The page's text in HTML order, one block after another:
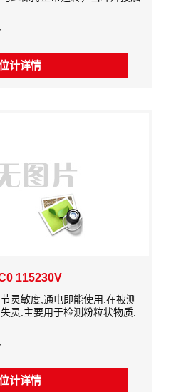
，机构会同时输出一个开关信
堵塞信号。
计详情
115230V
灵敏度,通电即能使用.在被测
灵.主要用于检测粉粒状物质.
旋料位计,PRL型/HL型阻旋料
便，并且有各种不同类型的桨
护套，高温型*高耐温可以到
计详情